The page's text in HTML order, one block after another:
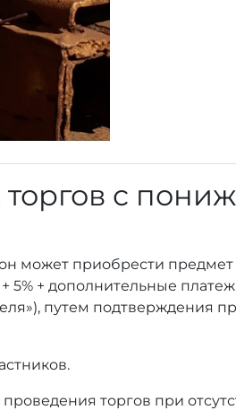
с
может приобрести предмет
+ 5% + дополнительные
путем подтверждения
торгов при